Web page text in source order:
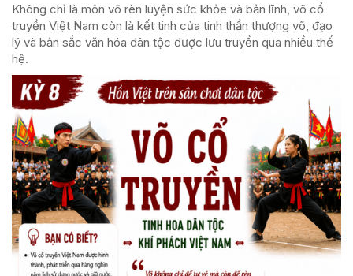
Không chỉ là môn võ rèn luyện sức khỏe và bản lĩnh, võ cổ
truyền Việt Nam còn là kết tinh của tinh thần thượng võ, đạo
lý và bản sắc văn hóa dân tộc được lưu truyền qua nhiều thế
hệ.